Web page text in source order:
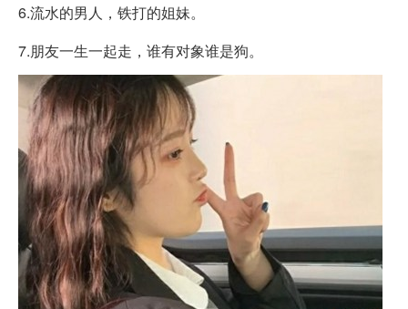
6.流水的男人，铁打的姐妹。
7.朋友一生一起走，谁有对象谁是狗。